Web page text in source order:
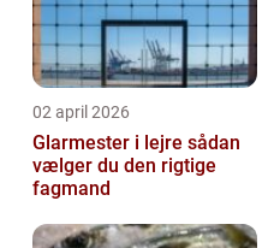
02 april 2026
Glarmester i lejre sådan
vælger du den rigtige
fagmand